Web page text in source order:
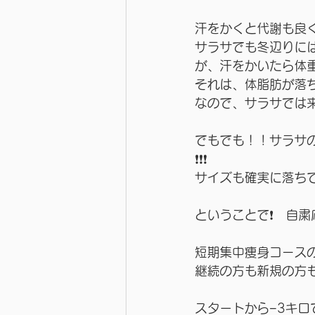
汗をかくと代謝も良
サラサでも冬辺りに
が、汗をかいたら体
それは、体脂肪が落
なので、サラサでは
でもでも！！サラサ
❗️❗️❗️
サイズも確実に落ち
ということで❗️　自
短期集中痩身コース
継続の方も新規の方
スタートから−3キロ